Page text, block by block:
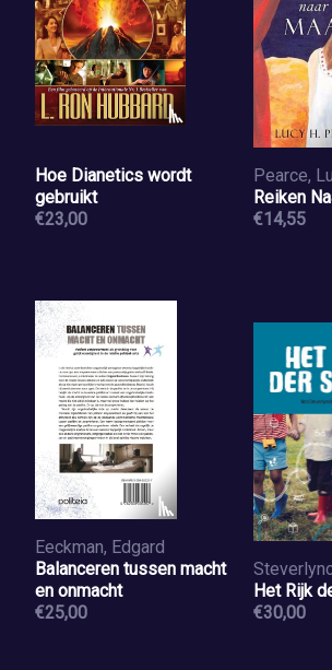
Hoe Dianetics wordt
gebruikt
€23,00
Pearce,
Reiken
€14,55
Eeckman, Edgard
Balanceren tussen macht
en onmacht
€25,00
Het Rijk
€30,00